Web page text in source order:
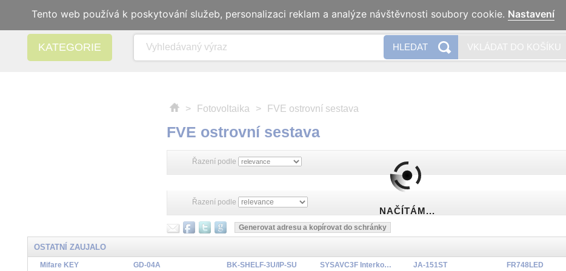
Naše pobočky
KATEGORIE HLEDAT VKLÁDAT DO KOŠÍKU
> Fotovoltaika > FVE ostrovní sestava
FVE ostrovní sestava
NAČÍTÁM...
Řazení podle
Řazení podle
OSTATNÍ ZAUJALO
Mifare KEY GD-04A BK-SHELF-3U/IP-SU SYSAVC3F Interkom WiFi Tuya Finger/Key/EM Reader WG JA-151ST FR748LED
Tento web používá k poskytování služeb, personalizaci reklam a analýze návštěvnosti soubory cookie. Nastavení